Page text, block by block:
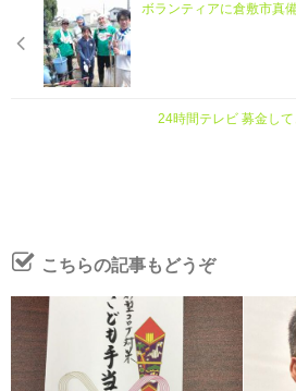
ボランティアに倉敷市真
24時間テレビ 募金し
こちらの記事もどうぞ